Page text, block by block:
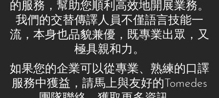
的服務，幫助您順利高效地開展業務。
我們的交替傳譯人員不僅語言技能一
流，本身也品貌兼優，既專業出眾，又
極具親和力。
如果您的企業可以從專業、熟練的口譯
服務中獲益，請馬上與友好的Tomedes